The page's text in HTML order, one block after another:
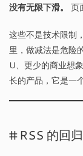
没有无限下滑。 页
这些不是技术限制
里，做减法是危险
U、更少的商业想
长的产品，它是一
RSS 的回归